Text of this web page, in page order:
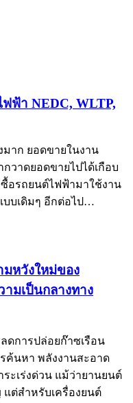
ฟ้า NEDC, WLTP,
าก ยอดขายในงาน
กวาดยอดขายไปได้เกือบ
อรถยนต์ไฟฟ้ามาใช้งาน
บเดิมๆ อีกต่อไป…
มหวังใหม่ของ
มเป็นกลางทาง
ดการปล่อยก๊าซเรือน
ค้นหา พลังงานสะอาด
ะเร่งด่วน แม้ว่ายานยนต์
ต่สำหรับเครื่องยนต์